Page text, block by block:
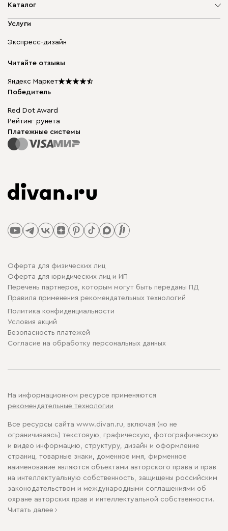
О компании
Доставка и оплата
диван.клуб
Мы в прессе
Каталог
Мягкая мебель
Бескаркасная мебель
Столы и стулья
Услуги
Экспресс-дизайн
Читайте отзывы
Яндекс Маркет
Победитель
Red Dot Award
Рейтинг рунета
Платежные системы
Оферта для физических лиц
Оферта для юридических лиц и ИП
Перечень партнеров, которым могут быть переданы ПД
Правила применения рекомендательных технологий
Политика конфиденциальности
Условия акций
Безопасность платежей
Cогласие на обработку персональных данных
На информационном ресурсе применяются
рекомендательные технологии
Все ресурсы сайта www.divan.ru, включая (но не
ограничиваясь) текстовую, графическую, фотографическую
и видео информацию, структуру, дизайн и оформление
страниц, товарные знаки, доменное имя, фирменное
наименование являются объектами авторского права и прав
на интеллектуальную собственность, защищены российским
законодательством и международными соглашениями об
охране авторских прав и интеллектуальной собственности.
Читать далее